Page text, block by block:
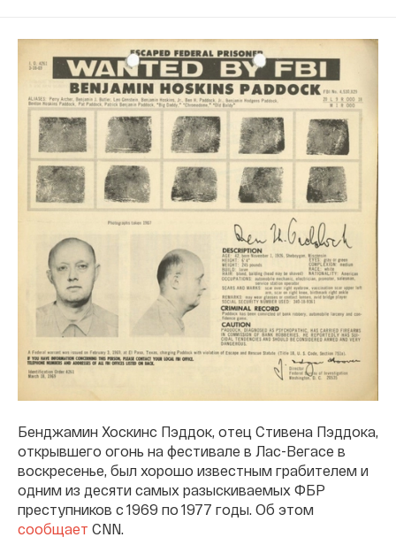
Бенджамин Хоскинс Пэддок, отец Стивена Пэддока,
открывшего огонь на фестивале в Лас-Вегасе в
воскресенье, был хорошо известным грабителем и
одним из десяти самых разыскиваемых ФБР
преступников с 1969 по 1977 годы. Об этом
сообщает CNN.